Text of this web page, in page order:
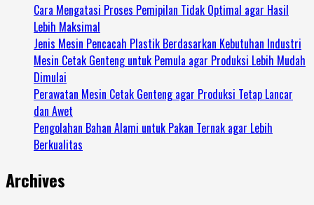
Cara Mengatasi Proses Pemipilan Tidak Optimal agar Hasil
Lebih Maksimal
Jenis Mesin Pencacah Plastik Berdasarkan Kebutuhan Industri
Mesin Cetak Genteng untuk Pemula agar Produksi Lebih Mudah
Dimulai
Perawatan Mesin Cetak Genteng agar Produksi Tetap Lancar
dan Awet
Pengolahan Bahan Alami untuk Pakan Ternak agar Lebih
Berkualitas
Archives